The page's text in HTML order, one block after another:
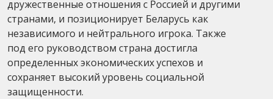
дружественные отношения с Россией и другими
странами, и позиционирует Беларусь как
независимого и нейтрального игрока. Также
под его руководством страна достигла
определенных экономических успехов и
сохраняет высокий уровень социальной
защищенности.